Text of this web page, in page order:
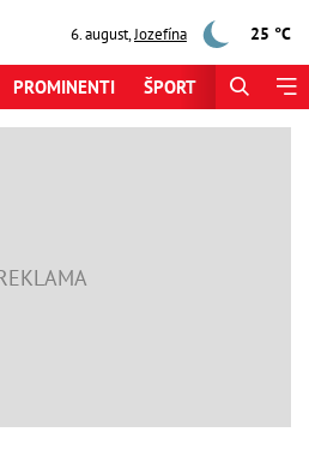
6. august,Jozefína 25 °C
PROMINENTI ŠPORT